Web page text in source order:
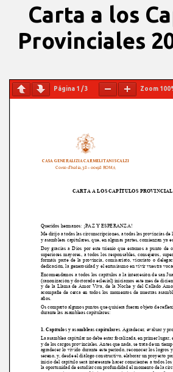
Carta a los
Provinciales
Página 1 /3 Zoom